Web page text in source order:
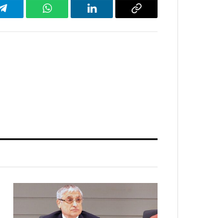
Telegram WhatsAppLinkedIn Copy